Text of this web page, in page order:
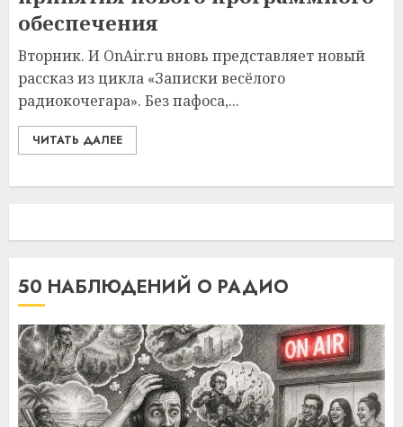
обеспечения
Вторник. И OnAir.ru вновь представляет новый
рассказ из цикла «Записки весёлого
радиокочегара». Без пафоса,...
ЧИТАТЬ ДАЛЕЕ
50 НАБЛЮДЕНИЙ О РАДИО